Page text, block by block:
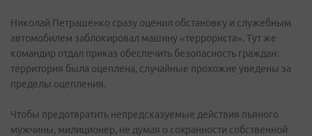
Николай Петрашенко сразу оценил обстановку и служебным
автомобилем заблокировал машину «террориста». Тут же
командир отдал приказ обеспечить безопасность граждан:
территория была оцеплена, случайные прохожие уведены за
пределы оцепления.
Чтобы предотвратить непредсказуемые действия пьяного
мужчины, милиционер, не думая о сохранности собственной